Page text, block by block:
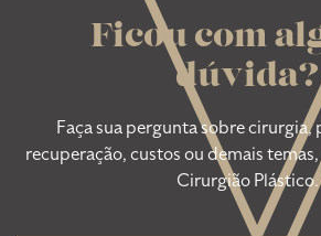
Ficou com
dúvida?
Faça sua pergunta sobre
recuperação, custos ou demais
Cirurgião Plástico.